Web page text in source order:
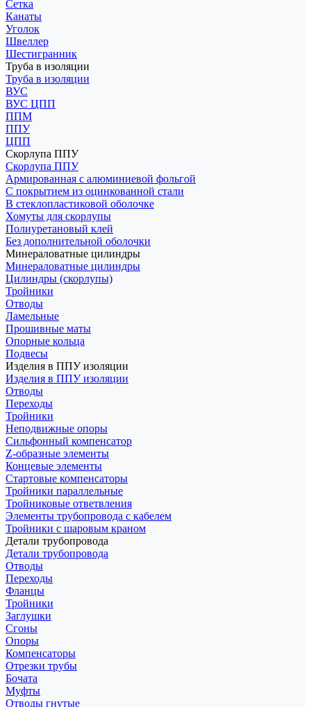
Сетка
Канаты
Уголок
Швеллер
Шестигранник
Труба в изоляции
Труба в изоляции
ВУС
ВУС ЦПП
ППМ
ППУ
ЦПП
Скорлупа ППУ
Скорлупа ППУ
Армированная с алюминиевой фольгой
С покрытием из оцинкованной стали
В стеклопластиковой оболочке
Хомуты для скорлупы
Полиуретановый клей
Без дополнительной оболочки
Минераловатные цилиндры
Минераловатные цилиндры
Цилиндры (скорлупы)
Тройники
Отводы
Ламельные
Прошивные маты
Опорные кольца
Подвесы
Изделия в ППУ изоляции
Изделия в ППУ изоляции
Отводы
Переходы
Тройники
Неподвижные опоры
Cильфонный компенсатор
Z-образные элементы
Концевые элементы
Стартовые компенсаторы
Тройники параллельные
Тройниковые ответвления
Элементы трубопровода с кабелем
Тройники с шаровым краном
Детали трубопровода
Детали трубопровода
Отводы
Переходы
Фланцы
Тройники
Заглушки
Сгоны
Опоры
Компенсаторы
Отрезки трубы
Бочата
Муфты
Отводы гнутые